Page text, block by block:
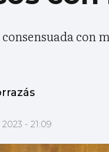
con
- 21:09